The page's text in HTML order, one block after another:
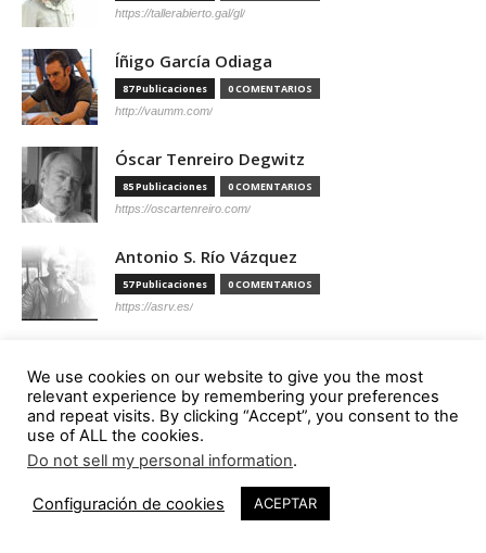
https://tallerabierto.gal/gl/
Íñigo García Odiaga
87 Publicaciones 0 COMENTARIOS
http://vaumm.com/
Óscar Tenreiro Degwitz
85 Publicaciones 0 COMENTARIOS
https://oscartenreiro.com/
Antonio S. Río Vázquez
57 Publicaciones 0 COMENTARIOS
https://asrv.es/
56 Publicaciones 0 COMENTARIOS
https://marcelogardinetti.com/
José del Carmen Palacios Aguilar
We use cookies on our website to give you the most
relevant experience by remembering your preferences
and repeat visits. By clicking “Accept”, you consent to the
use of ALL the cookies.
Do not sell my personal information.
Configuración de cookies ACEPTAR